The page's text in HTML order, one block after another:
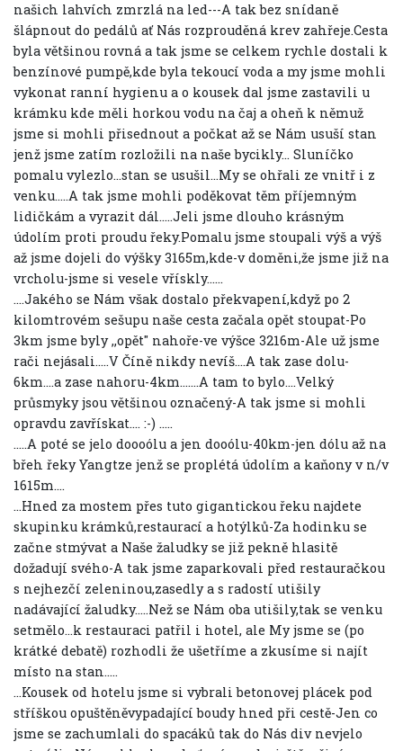
našich lahvích zmrzlá na led---A tak bez snídaně
šlápnout do pedálů ať Nás rozprouděná krev zahřeje.Cesta
byla většinou rovná a tak jsme se celkem rychle dostali k
benzínové pumpě,kde byla tekoucí voda a my jsme mohli
vykonat ranní hygienu a o kousek dal jsme zastavili u
krámku kde měli horkou vodu na čaj a oheň k němuž
jsme si mohli přisednout a počkat až se Nám usuší stan
jenž jsme zatím rozložili na naše bycikly... Sluníčko
pomalu vylezlo...stan se usušil...My se ohřali ze vnitř i z
venku.....A tak jsme mohli poděkovat těm příjemným
lidičkám a vyrazit dál.....Jeli jsme dlouho krásným
údolím proti proudu řeky.Pomalu jsme stoupali výš a výš
až jsme dojeli do výšky 3165m,kde-v doměni,že jsme již na
vrcholu-jsme si vesele vřískly......
....Jakého se Nám však dostalo překvapení,když po 2
kilomtrovém sešupu naše cesta začala opět stoupat-Po
3km jsme byly ,,opět" nahoře-ve výšce 3216m-Ale už jsme
rači nejásali.....V Číně nikdy nevíš....A tak zase dolu-
6km....a zase nahoru-4km.......A tam to bylo....Velký
průsmyky jsou většinou označený-A tak jsme si mohli
opravdu zavřískat.... :-) .....
.....A poté se jelo doooólu a jen dooólu-40km-jen dólu až na
břeh řeky Yangtze jenž se proplétá údolím a kaňony v n/v
1615m....
...Hned za mostem přes tuto gigantickou řeku najdete
skupinku krámků,restaurací a hotýlků-Za hodinku se
začne stmývat a Naše žaludky se již pekně hlasitě
dožadují svého-A tak jsme zaparkovali před restauračkou
s nejhezčí zeleninou,zasedly a s radostí utišily
nadávající žaludky.....Než se Nám oba utišily,tak se venku
setmělo...k restauraci patřil i hotel, ale My jsme se (po
krátké debatě) rozhodli že ušetříme a zkusíme si najít
místo na stan.....
...Kousek od hotelu jsme si vybrali betonovej plácek pod
stříškou opuštěněvypadající boudy hned při cestě-Jen co
jsme se zachumlali do spacáků tak do Nás div nevjelo